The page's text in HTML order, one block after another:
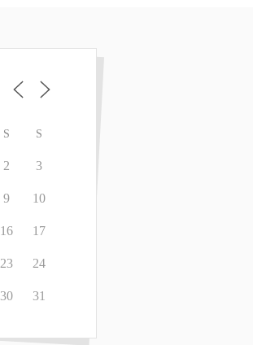
S S
2 3
9 10
16 17
23 24
30 31